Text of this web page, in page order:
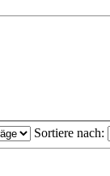
Sortiere nach: